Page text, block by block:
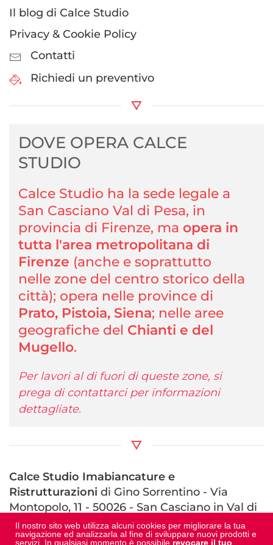
Il nostro sito web utilizza alcuni cookies per migliorare la tua
navigazione ed analizzarla al fine di sviluppare nuovi prodotti e
servizi. In qualsiasi momento è possibile revocare il tuo
Il blog di Calce Studio
Privacy & Cookie Policy
Contatti
Richiedi un preventivo
DOVE OPERA CALCE
STUDIO
Calce Studio ha la sede legale a
San Casciano Val di Pesa, in
provincia di Firenze, ma opera in
tutta l'area metropolitana di
Firenze (anche e soprattutto
nelle zone del centro storico della
città); opera nelle province di
Prato, Pistoia, Siena; nelle aree
geografiche del Chianti e del
Mugello.
Per lavori al di fuori di queste zone, si
prega di contattarci per informazioni
dettagliate.
Calce Studio Imabiancature e
Ristrutturazioni di Gino Sorrentino - Via
Montopolo, 11 - 50026 - San Casciano in Val di
Pesa (FI)
C.F.: SRRGNI90T25I438E - P.IVA: 06937570486